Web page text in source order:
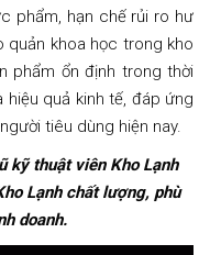
phẩm, hạn chế rủi ro hư
quản khoa học trong kho
phẩm ổn định trong thời
quả kinh tế, đáp ứng
tiêu dùng hiện nay.
kỹ thuật viên Kho Lạnh
Lạnh chất lượng, phù
doanh.